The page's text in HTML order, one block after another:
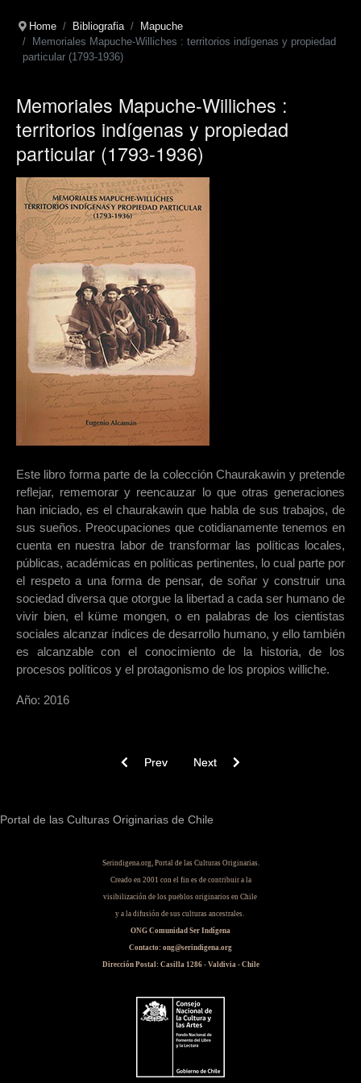
Home Bibliografia
Mapuche
Memoriales Mapuche-Williches : territorios indígenas y propiedad
particular (1793-1936)
Memoriales Mapuche-Williches :
territorios indígenas y propiedad
particular (1793-1936)
Este libro forma parte de la colección Chaurakawin y pretende
reflejar, rememorar y reencauzar lo que otras generaciones
han iniciado, es el chaurakawin que habla de sus trabajos, de
sus sueños. Preocupaciones que cotidianamente tenemos en
cuenta en nuestra labor de transformar las políticas locales,
públicas, académicas en políticas pertinentes, lo cual parte por
el respeto a una forma de pensar, de soñar y construir una
sociedad diversa que otorgue la libertad a cada ser humano de
vivir bien, el küme mongen, o en palabras de los cientistas
sociales alcanzar índices de desarrollo humano, y ello también
es alcanzable con el conocimiento de la historia, de los
procesos políticos y el protagonismo de los propios williche.
Año: 2016
Previous article: Viajeros en Tierras Mapuches
Prev Next article: Zomo newen :
Next
Portal de las Culturas Originarias de Chile
Serindigena.org, Portal de las Culturas Originarias.
Creado en 2001 con el fin es de contribuir a la
visibilización de los pueblos originarios en Chile
y a la difusión de sus culturas ancestrales.
ONG Comunidad Ser Indígena
Contacto: ong@serindigena.org
Dirección Postal: Casilla 1286 - Valdivia - Chile